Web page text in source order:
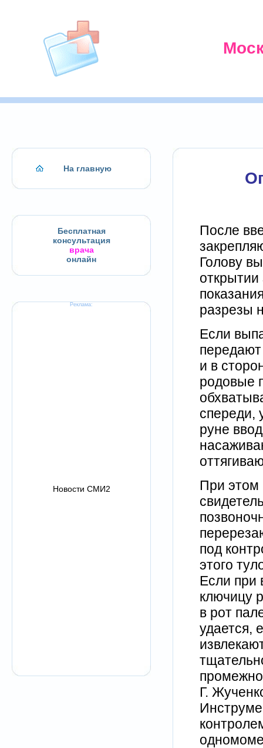
На главную
Бесплатная
консультация
врача
онлайн
Реклама:
Новости СМИ2
После
Голову
разрезы
Если
и в
родовые
спереди,
руне
При этом
под
этого
Если при
ключицу
в рот
удается,
Г.